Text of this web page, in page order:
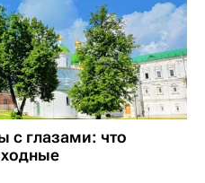
с глазами: что